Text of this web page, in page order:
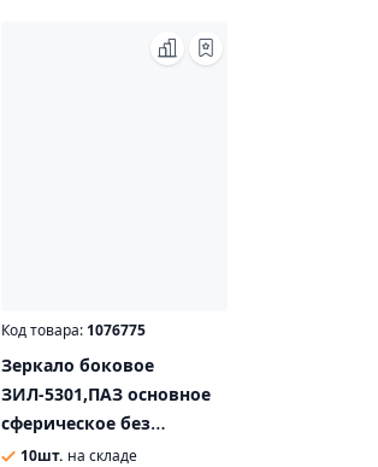
Код товара: 1076775
Зеркало боковое
ЗИЛ-5301,ПАЗ основное
сферическое без
подогрева 425х200мм
10шт. на складе